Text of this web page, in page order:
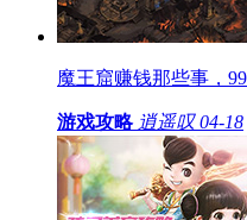
魔王窟赚钱那些事，
游戏攻略 逍遥叹 04-18